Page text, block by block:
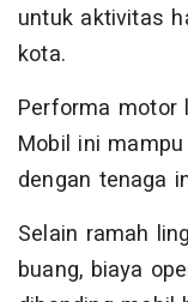
untuk aktivitas
kota.
Performa motor
Mobil ini
dengan tenaga
Selain ramah
buang, biaya